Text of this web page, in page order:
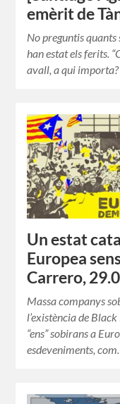
emèrit de
No preguntis
han estat els ferits.
avall, a qui
Un estat
Europea
Carrero,
Massa companys
l’existència de
“ens” sobirans a
esdeveniments,